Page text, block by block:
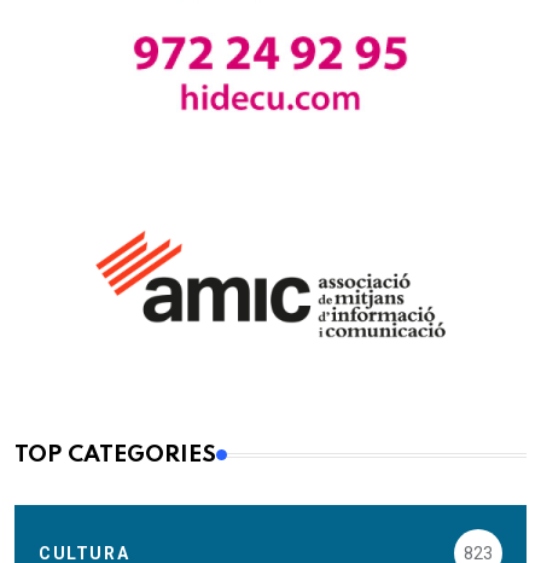
TOP CATEGORIES
CULTURA 823